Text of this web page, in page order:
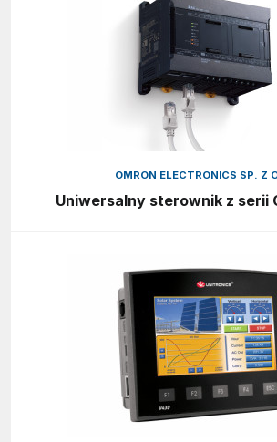
OMRON ELECTRONICS SP. Z
Uniwersalny sterownik z serii